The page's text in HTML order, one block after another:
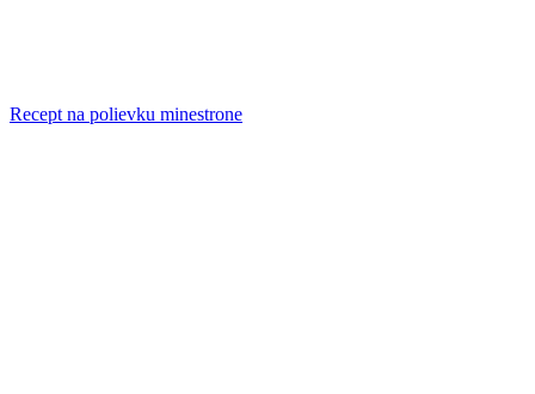
Recept na polievku minestrone